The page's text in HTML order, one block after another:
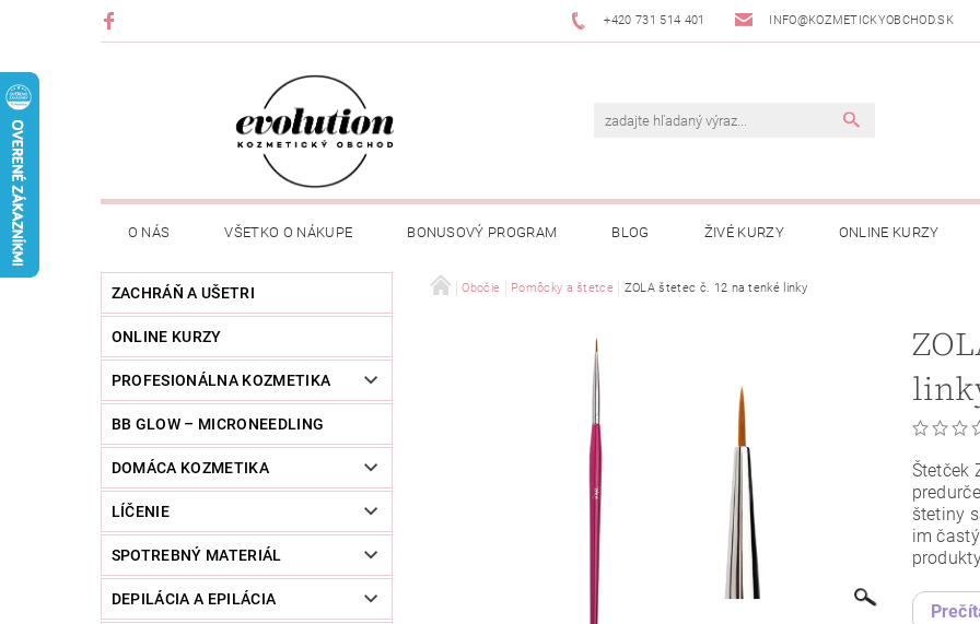
+420 731 514 401 INFO@KOZMETICKYOBCHOD.SK
O NÁS VŠETKO O NÁKUPE BONUSOVÝ PROGRAM BLOG ŽIVÉ KURZY ONLINE KURZY
ZACHRÁŇ A UŠETRI
ONLINE KURZY
PROFESIONÁLNA KOZMETIKA
BB GLOW – MICRONEEDLING
DOMÁCA KOZMETIKA
LÍČENIE
SPOTREBNÝ MATERIÁL
DEPILÁCIA A EPILÁCIA
Obočie Pomôcky a štetce ZOLA štetec č. 12 na tenké linky
Štetček
štetiny
im